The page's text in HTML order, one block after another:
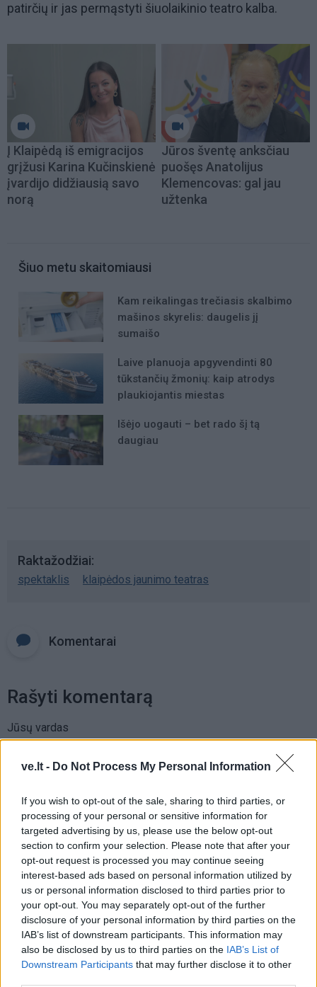
ve.lt - Do Not Process My Personal Information
If you wish to opt-out of the sale, sharing to third parties, or
processing of your personal or sensitive information for
targeted advertising by us, please use the below opt-out
section to confirm your selection. Please note that after your
opt-out request is processed you may continue seeing
interest-based ads based on personal information utilized by
us or personal information disclosed to third parties prior to
your opt-out. You may separately opt-out of the further
disclosure of your personal information by third parties on the
IAB’s list of downstream participants. This information may
also be disclosed by us to third parties on the IAB’s List of
Downstream Participants that may further disclose it to other
patirčių ir jas permąstyti šiuolaikinio teatro kalba.
Į Klaipėdą iš emigracijos
grįžusi Karina Kučinskienė
įvardijo didžiausią savo
norą
Jūros šventę anksčiau
puošęs Anatolijus
Klemencovas: gal jau
užtenka
Šiuo metu skaitomiausi
Kam reikalingas trečiasis skalbimo
mašinos skyrelis: daugelis jį
sumaišo
Laive planuoja apgyvendinti 80
tūkstančių žmonių: kaip atrodys
plaukiojantis miestas
Išėjo uogauti – bet rado šį tą
daugiau
Raktažodžiai
spektaklis klaipėdos jaunimo teatras
Komentarai
Rašyti komentarą
Jūsų vardas
Sutinku sutaisyklėmis
This site is protected by
reCAPTCHA and the Google